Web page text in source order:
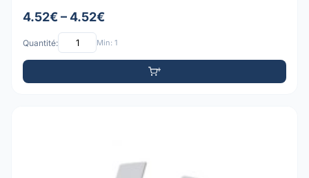
4.52€ – 4.52€
Quantité: Min: 1